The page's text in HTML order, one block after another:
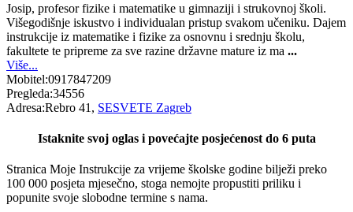
Josip, profesor fizike i matematike u gimnaziji i strukovnoj školi.
Višegodišnje iskustvo i individualan pristup svakom učeniku. Dajem
instrukcije iz matematike i fizike za osnovnu i srednju školu,
fakultete te pripreme za sve razine državne mature iz ma ...
Više...
Mobitel:0917847209
Pregleda:34556
Adresa:Rebro 41, SESVETE Zagreb
Istaknite svoj oglas i povećajte posjećenost do 6 puta
Stranica Moje Instrukcije za vrijeme školske godine bilježi preko
100 000 posjeta mjesečno, stoga nemojte propustiti priliku i
popunite svoje slobodne termine s nama.